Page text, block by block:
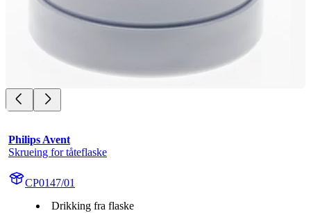
Philips Avent
Skrueing for tåteflaske
CP0147/01
Drikking fra flaske